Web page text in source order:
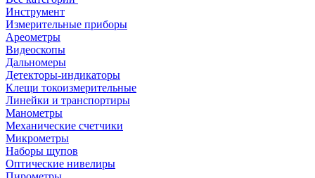
Инструмент
Измерительные приборы
Ареометры
Видеоскопы
Дальномеры
Детекторы-индикаторы
Клещи токоизмерительные
Линейки и транспортиры
Манометры
Механические счетчики
Микрометры
Наборы щупов
Оптические нивелиры